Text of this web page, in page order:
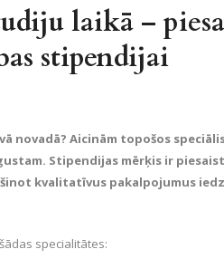
laikā –
stipendijai
novadā? Aicinām topošos
Stipendijas mērķis ir
kvalitatīvus pakalpojumus
specialitātes: